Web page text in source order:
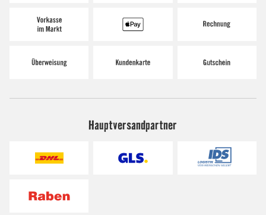
Hauptversandpartner